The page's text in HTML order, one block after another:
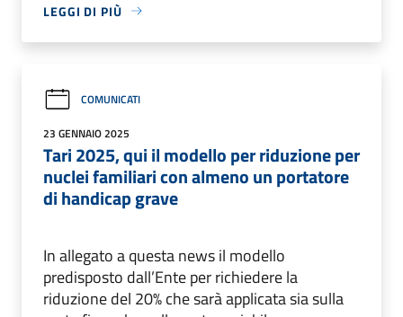
LEGGI DI PIÙ
COMUNICATI
23 GENNAIO 2025
Tari 2025, qui il modello per riduzione per
nuclei familiari con almeno un portatore
di handicap grave
In allegato a questa news il modello
predisposto dall’Ente per richiedere la
riduzione del 20% che sarà applicata sia sulla